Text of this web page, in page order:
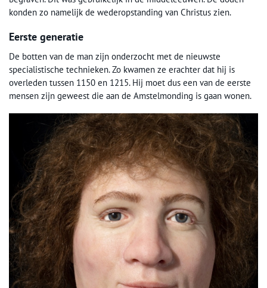
konden zo namelijk de wederopstanding van Christus zien.
Eerste generatie
De botten van de man zijn onderzocht met de nieuwste
specialistische technieken. Zo kwamen ze erachter dat hij is
overleden tussen 1150 en 1215. Hij moet dus een van de eerste
mensen zijn geweest die aan de Amstelmonding is gaan wonen.